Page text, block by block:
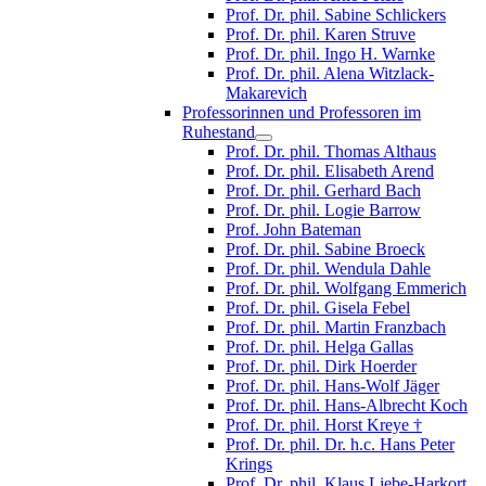
Prof. Dr. phil. Sabine Schlickers
Prof. Dr. phil. Karen Struve
Prof. Dr. phil. Ingo H. Warnke
Prof. Dr. phil. Alena Witzlack-
Makarevich
Professorinnen und Professoren im
Ruhestand
Prof. Dr. phil. Thomas Althaus
Prof. Dr. phil. Elisabeth Arend
Prof. Dr. phil. Gerhard Bach
Prof. Dr. phil. Logie Barrow
Prof. John Bateman
Prof. Dr. phil. Sabine Broeck
Prof. Dr. phil. Wendula Dahle
Prof. Dr. phil. Wolfgang Emmerich
Prof. Dr. phil. Gisela Febel
Prof. Dr. phil. Martin Franzbach
Prof. Dr. phil. Helga Gallas
Prof. Dr. phil. Dirk Hoerder
Prof. Dr. phil. Hans-Wolf Jäger
Prof. Dr. phil. Hans-Albrecht Koch
Prof. Dr. phil. Horst Kreye †
Prof. Dr. phil. Dr. h.c. Hans Peter
Krings